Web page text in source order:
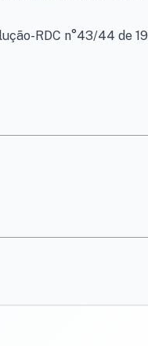
RDC n°43/44 de 19